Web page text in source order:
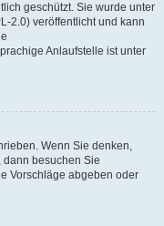
geschützt. Sie wurde unter
2.0) veröffentlicht und kann
Anlaufstelle ist unter
Wenn Sie denken,
besuchen Sie
Vorschläge abgeben oder